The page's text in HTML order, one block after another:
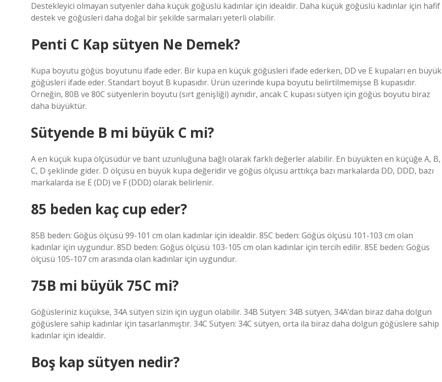
Destekleyici olmayan sutyenler daha küçük göğüslü kadınlar için idealdir. Daha küçük göğüslü kadınlar için hafif
destek ve göğüsleri daha doğal bir şekilde sarmaları yeterli olabilir.
Penti C Kap sütyen Ne Demek?
Kupa boyutu göğüs boyutunu ifade eder. Bir kupa en küçük göğüsleri ifade ederken, DD ve E kupaları en büyük
göğüsleri ifade eder. Standart boyut B kupasıdır. Ürün üzerinde kupa boyutu belirtilmemişse B kupasıdır.
Örneğin, 80B ve 80C sütyenlerin boyutu (sırt genişliği) aynıdır, ancak C kupası sütyen için göğüs boyutu biraz
daha büyüktür.
Sütyende B mi büyük C mi?
A en küçük kupa ölçüsüdür ve bant uzunluğuna bağlı olarak farklı değerler alabilir. En büyükten en küçüğe A, B,
C, D şeklinde gider. D ölçüsü en büyük kupa değeridir ve göğüs ölçüsü arttıkça bazı markalarda DD, DDD, bazı
markalarda ise E (DD) ve F (DDD) olarak belirlenir.
85 beden kaç cup eder?
85B beden: Göğüs ölçüsü 99-101 cm olan kadınlar için idealdir. 85C beden: Göğüs ölçüsü 101-103 cm olan
kadınlar için uygundur. 85D beden: Göğüs ölçüsü 103-105 cm olan kadınlar için tercih edilir. 85E beden: Göğüs
ölçüsü 105-107 cm arasında olan kadınlar için uygundur.
75B mi büyük 75C mi?
Göğüsleriniz küçükse, 34A sütyen sizin için uygun olabilir. 34B Sütyen: 34B sütyen, 34A’dan biraz daha dolgun
göğüslere sahip kadınlar için tasarlanmıştır. 34C Sütyen: 34C sütyen, orta ila biraz daha dolgun göğüslere sahip
kadınlar için idealdir.
Boş kap sütyen nedir?